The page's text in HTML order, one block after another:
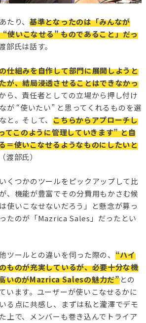
たり、基準となったのは「みんなが
使いこなせる” ものであること」だっ
部氏は話す。
仕組みを自作して部門に展開しようと
が、結局浸透させることはできなかっ
ら、責任者としての立場から押し付け
が “使いたい” と思ってくれるものを選
と。そして、こちらからアプローチし
てこのように管理していきます” と自
＝使いこなせるようなものにしたいと
渡部氏）
くつかのツールをピックアップして比
、機能が豊富でその分費用もかさむ候
使いこなせないだろう」と懸念が募っ
たのが「Mazrica Sales」だったとい
ツールとの違いを伺った際の、 “ハイ
ものが充実しているが、必要十分な機
いのがMazrica Salesの魅力だ”との
います。ユーザーが使いこなせるかに
る点に共感し、まずは私と瀧澤でデモ
上で、メンバーも巻き込んでトライア